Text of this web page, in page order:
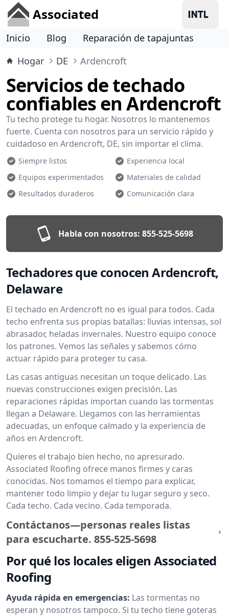
Associated
Inicio Blog
Reparación de tapajuntas
Hogar
DE Ardencroft
Servicios de techado
confiables en Ardencroft
Tu techo protege tu hogar. Nosotros lo mantenemos
fuerte. Cuenta con nosotros para un servicio rápido y
cuidadoso en Ardencroft, DE, sin importar el clima.
Siempre listos
Experiencia local
Equipos experimentados
Materiales de calidad
Resultados duraderos
Comunicación clara
Habla con nosotros: 855-525-5698
Techadores que conocen Ardencroft,
Delaware
El techado en Ardencroft no es igual para todos. Cada
techo enfrenta sus propias batallas: lluvias intensas, sol
abrasador, heladas invernales. Nuestro equipo conoce
los patrones. Vemos las señales y sabemos cómo
actuar rápido para proteger tu casa.
Las casas antiguas necesitan un toque delicado. Las
nuevas construcciones exigen precisión. Las
reparaciones rápidas importan cuando las tormentas
llegan a Delaware. Llegamos con las herramientas
adecuadas, un enfoque calmado y la experiencia de
años en Ardencroft.
Quieres el trabajo bien hecho, no apresurado.
Associated Roofing ofrece manos firmes y caras
conocidas. Nos tomamos el tiempo para explicar,
mantener todo limpio y dejar tu lugar seguro y seco.
Cada techo. Cada vecino. Cada temporada.
Contáctanos—personas reales listas
para escucharte. 855-525-5698
Por qué los locales eligen Associated
Roofing
Ayuda rápida en emergencias: Las tormentas no
esperan y nosotros tampoco. Si tu techo tiene goteras